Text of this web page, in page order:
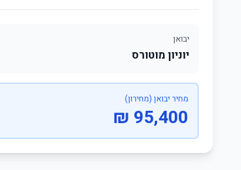
יבואן
יוניון מוטורס
מחיר יבואן (מחירון)
95,400 ₪